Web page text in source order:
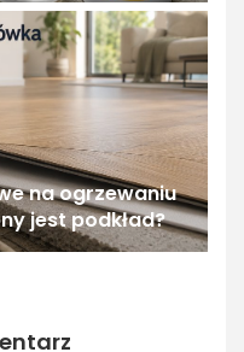
na ogrzewaniu
jest podkład?